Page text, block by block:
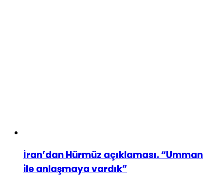
İran’dan Hürmüz açıklaması. “Umman
ile anlaşmaya vardık”